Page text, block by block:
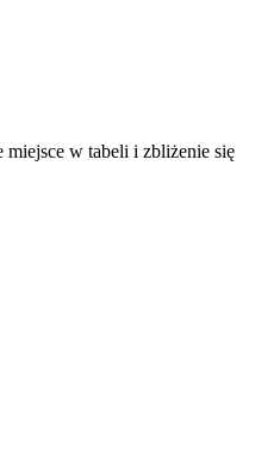
miejsce w tabeli i zbliżenie się